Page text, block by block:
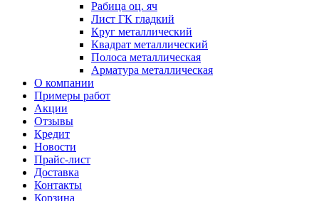
Рабица оц. яч
Лист ГК гладкий
Круг металлический
Квадрат металлический
Полоса металлическая
Арматура металлическая
О компании
Примеры работ
Акции
Отзывы
Кредит
Новости
Прайс-лист
Доставка
Контакты
Корзина